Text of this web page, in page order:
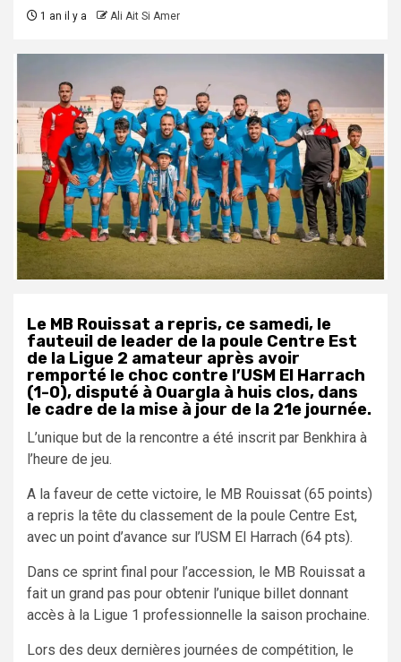
1 an il y a Ali Ait Si Amer
Le MB Rouissat a repris, ce samedi, le
fauteuil de leader de la poule Centre Est
de la Ligue 2 amateur après avoir
remporté le choc contre l’USM El Harrach
(1-0), disputé à Ouargla à huis clos, dans
le cadre de la mise à jour de la 21e journée.
L’unique but de la rencontre a été inscrit par Benkhira à
l’heure de jeu.
A la faveur de cette victoire, le MB Rouissat (65 points)
a repris la tête du classement de la poule Centre Est,
avec un point d’avance sur l’USM El Harrach (64 pts).
Dans ce sprint final pour l’accession, le MB Rouissat a
fait un grand pas pour obtenir l’unique billet donnant
accès à la Ligue 1 professionnelle la saison prochaine.
Lors des deux dernières journées de compétition, le